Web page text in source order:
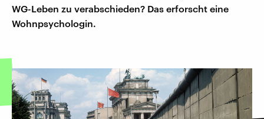
WG-Leben zu verabschieden? Das erforscht eine
Wohnpsychologin.